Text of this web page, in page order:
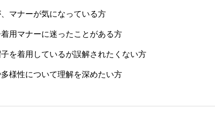
マナーが気になっている方
用マナーに迷ったことがある方
を着用しているが誤解されたくない方
様性について理解を深めたい方